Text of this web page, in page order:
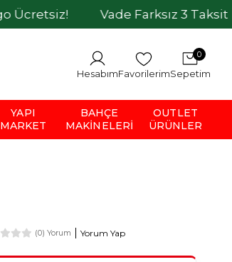
Vade Farksız 3 Taksit İmkanı
HesabımFavorilerim
0
Sepetim
YAPI
MARKET
BAHÇE
MAKINELERI
OUTLET
ÜRÜNLER
(0) Yorum Yorum Yap